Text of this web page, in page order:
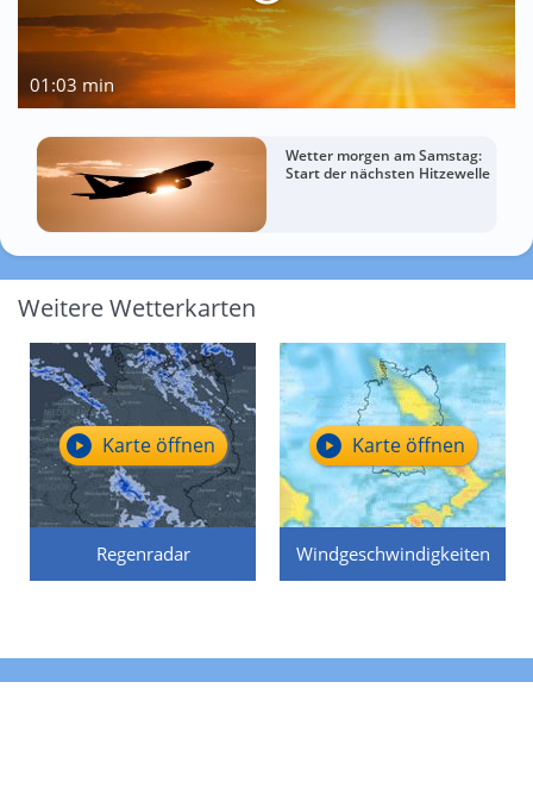
01:03 min
Wetter morgen am Samstag:
Start der nächsten Hitzewelle
Weitere Wetterkarten
Regenradar
Karte öffnen
Windgeschwindigkeiten
Karte öffnen